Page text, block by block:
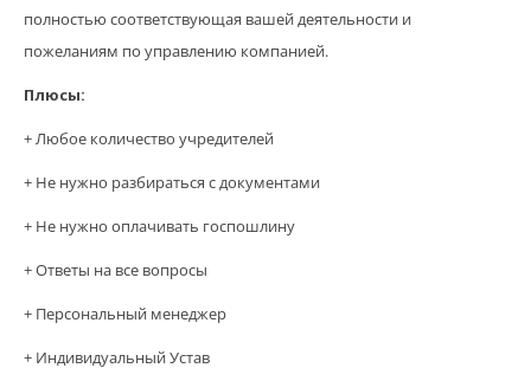
полностью соответствующая вашей деятельности и
пожеланиям по управлению компанией.
Плюсы:
+ Любое количество учредителей
+ Не нужно разбираться с документами
+ Не нужно оплачивать госпошлину
+ Ответы на все вопросы
+ Персональный менеджер
+ Индивидуальный Устав